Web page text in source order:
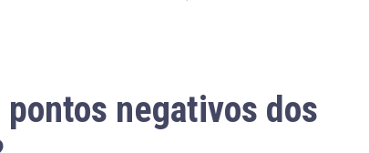
negativos dos